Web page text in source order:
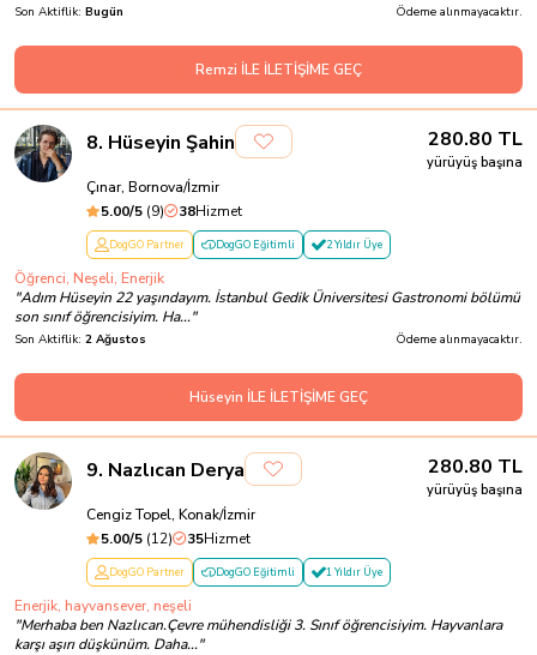
Son Aktiflik: Bugün Ödeme alınmayacaktır.
Remzi İLE İLETİŞİME GEÇ
8. Hüseyin Şahin 280.80 TL
yürüyüş başına
Çınar, Bornova/İzmir
5.00/5 (9) 38Hizmet
DogGO Partner DogGO Eğitimli 2 Yıldır Üye
Öğrenci, Neşeli, Enerjik
"Adım Hüseyin 22 yaşındayım. İstanbul Gedik Üniversitesi Gastronomi bölümü
son sınıf öğrencisiyim. Ha..."
Son Aktiflik: 2 Ağustos Ödeme alınmayacaktır.
Hüseyin İLE İLETİŞİME GEÇ
9. Nazlıcan Derya 280.80 TL
yürüyüş başına
Cengiz Topel, Konak/İzmir
5.00/5 (12) 35Hizmet
DogGO Partner DogGO Eğitimli 1 Yıldır Üye
Enerjik, hayvansever, neşeli
"Merhaba ben Nazlıcan.Çevre mühendisliği 3. Sınıf öğrencisiyim. Hayvanlara
karşı aşırı düşkünüm. Daha..."